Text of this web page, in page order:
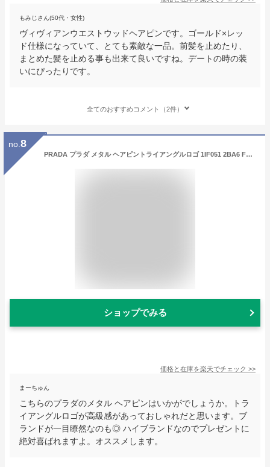
もみじさん(50代・女性)
ヴィヴィアンウエストウッドヘアピンです。ゴールド×レッ
ド仕様になっていて、とても素敵な一品。前髪を止めたり、
まとめた髪を止める事も出来て良いですね。デートの時の装
いにぴったりです。
全てのおすすめコメント（2件）
no. 8
PRADA プラダ メタル ヘアピントライアングルロゴ 1IF051 2BA6 F0632 NERO レディース ブラック
ショップでみる
価格と在庫を楽天でチェック >>
まーちゅん
こちらのプラダのメタル ヘアピンはいかがでしょうか。トラ
イアングルロゴが高級感があっておしゃれだと思います。ブ
ランドが一目瞭然なのも◎ ハイブランドなのでプレゼントに
絶対喜ばれますよ。オススメします。